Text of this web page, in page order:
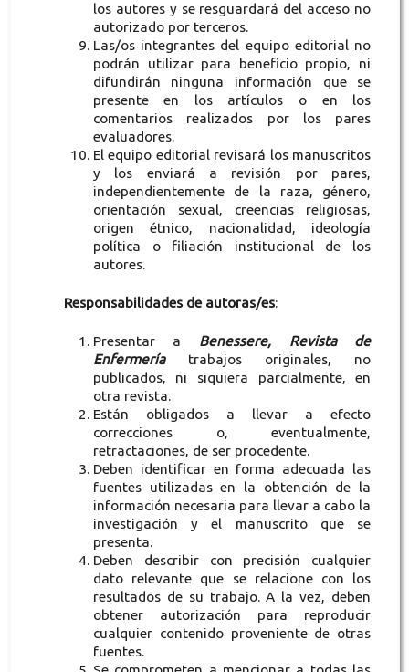
los autores y se resguardará del acceso no
autorizado por terceros.
Las/os integrantes del equipo editorial no
podrán utilizar para beneficio propio, ni
difundirán ninguna información que se
presente en los artículos o en los
comentarios realizados por los pares
evaluadores.
El equipo editorial revisará los manuscritos
y los enviará a revisión por pares,
independientemente de la raza, género,
orientación sexual, creencias religiosas,
origen étnico, nacionalidad, ideología
política o filiación institucional de los
autores.
Responsabilidades de autoras/es:
Presentar a Benessere, Revista de
Enfermería trabajos originales, no
publicados, ni siquiera parcialmente, en
otra revista.
Están obligados a llevar a efecto
correcciones o, eventualmente,
retractaciones, de ser procedente.
Deben identificar en forma adecuada las
fuentes utilizadas en la obtención de la
información necesaria para llevar a cabo la
investigación y el manuscrito que se
presenta.
Deben describir con precisión cualquier
dato relevante que se relacione con los
resultados de su trabajo. A la vez, deben
obtener autorización para reproducir
cualquier contenido proveniente de otras
fuentes.